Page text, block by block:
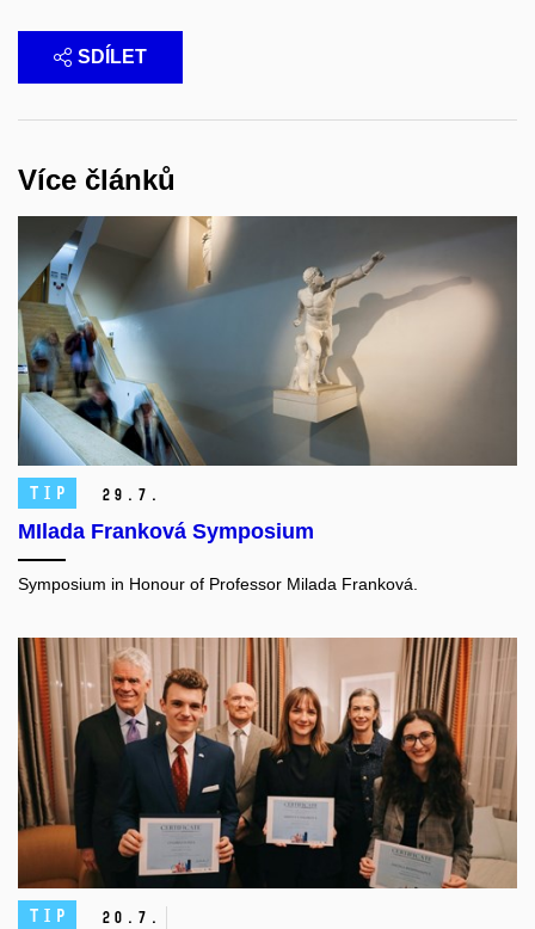
SDÍLET
Více článků
TIP 29. 7.
MIlada Franková Symposium
Symposium in Honour of Professor Milada Franková.
TIP 20. 7.